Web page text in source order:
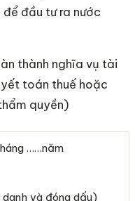
để đầu tư ra nước
thành nghĩa vụ tài
toán thuế hoặc
quyền)
……năm
và đóng dấu)